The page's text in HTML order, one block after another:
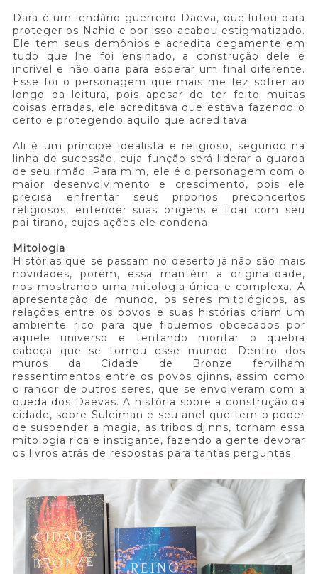
Dara é um lendário guerreiro Daeva, que lutou para
proteger os Nahid e por isso acabou estigmatizado.
Ele tem seus demônios e acredita cegamente em
tudo que lhe foi ensinado, a construção dele é
incrível e não daria para esperar um final diferente.
Esse foi o personagem que mais me fez sofrer ao
longo da leitura, pois apesar de ter feito muitas
coisas erradas, ele acreditava que estava fazendo o
certo e protegendo aquilo que acreditava.
Ali é um príncipe idealista e religioso, segundo na
linha de sucessão, cuja função será liderar a guarda
de seu irmão. Para mim, ele é o personagem com o
maior desenvolvimento e crescimento, pois ele
precisa enfrentar seus próprios preconceitos
religiosos, entender suas origens e lidar com seu
pai tirano, cujas ações ele condena.
Mitologia
Histórias que se passam no deserto já não são mais
novidades, porém, essa mantém a originalidade,
nos mostrando uma mitologia única e complexa. A
apresentação de mundo, os seres mitológicos, as
relações entre os povos e suas histórias criam um
ambiente rico para que fiquemos obcecados por
aquele universo e tentando montar o quebra
cabeça que se tornou esse mundo. Dentro dos
muros da Cidade de Bronze fervilham
ressentimentos entre os povos djinns, assim como
o rancor de outros seres, que se envolveram com a
queda dos Daevas. A história sobre a construção da
cidade, sobre Suleiman e seu anel que tem o poder
de suspender a magia, as tribos djinns, tornam essa
mitologia rica e instigante, fazendo a gente devorar
os livros atrás de respostas para tantas perguntas.